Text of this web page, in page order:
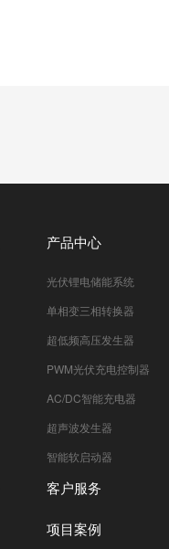
产品中心
光伏锂电储能系统
单相变三相转换器
超低频高压发生器
PWM光伏充电控制器
AC/DC智能充电器
超声波发生器
智能软启动器
客户服务
项目案例